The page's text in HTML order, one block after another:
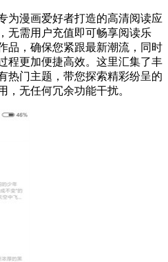
为漫画爱好者打造的高清阅读应
无需用户充值即可畅享阅读乐
品，确保您紧跟最新潮流，同时
程更加便捷高效。这里汇集了丰
热门主题，带您探索精彩纷呈的
，无任何冗余功能干扰。